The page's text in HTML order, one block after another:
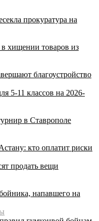
прокуратура на
хищении товаров из
благоустройство
5-11 классов на 2026-
в Ставрополе
кто оплатит риски
продать вещи
напавшего на